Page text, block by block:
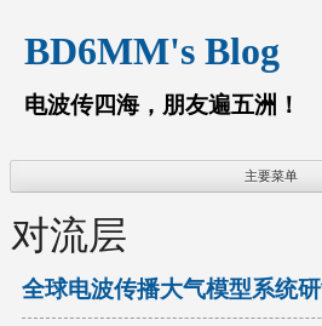
BD6MM's Blog
电波传四海，朋友遍五洲！
主要菜单
对流层
全球电波传播大气模型系统